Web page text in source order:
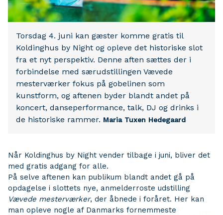
Torsdag 4. juni kan gæster komme gratis til
Koldinghus by Night og opleve det historiske slot
fra et nyt perspektiv. Denne aften sættes der i
forbindelse med særudstillingen Vævede
mesterværker fokus på gobelinen som
kunstform, og aftenen byder blandt andet på
koncert, danseperformance, talk, DJ og drinks i
de historiske rammer. Maria Tuxen Hedegaard
Når Koldinghus by Night vender tilbage i juni, bliver det
med gratis adgang for alle.
På selve aftenen kan publikum blandt andet gå på
opdagelse i slottets nye, anmelderroste udstilling
Vævede mesterværker, der åbnede i foråret. Her kan
man opleve nogle af Danmarks fornemmeste